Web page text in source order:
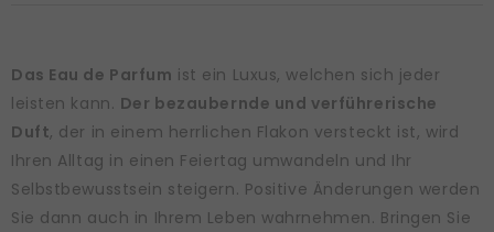
Das Eau de Parfum ist ein Luxus, welchen sich jeder
leisten kann. Der bezaubernde und verführerische
Duft, der in einem herrlichen Flakon versteckt ist, wird
Ihren Alltag in einen Feiertag umwandeln und Ihr
Selbstbewusstsein steigern. Positive Änderungen werden
Sie dann auch in Ihrem Leben wahrnehmen. Bringen Sie